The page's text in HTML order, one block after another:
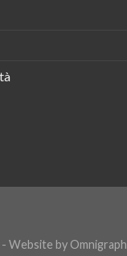
Website by Omnigraph